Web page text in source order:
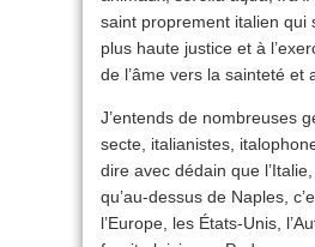
saint proprement italien qui
plus haute justice et à
de l’âme vers la sainteté et
J’entends de nombreuses
secte, italianistes,
dire avec dédain que l’Italie,
qu’au-dessus de Naples,
l’Europe, les États-Unis,